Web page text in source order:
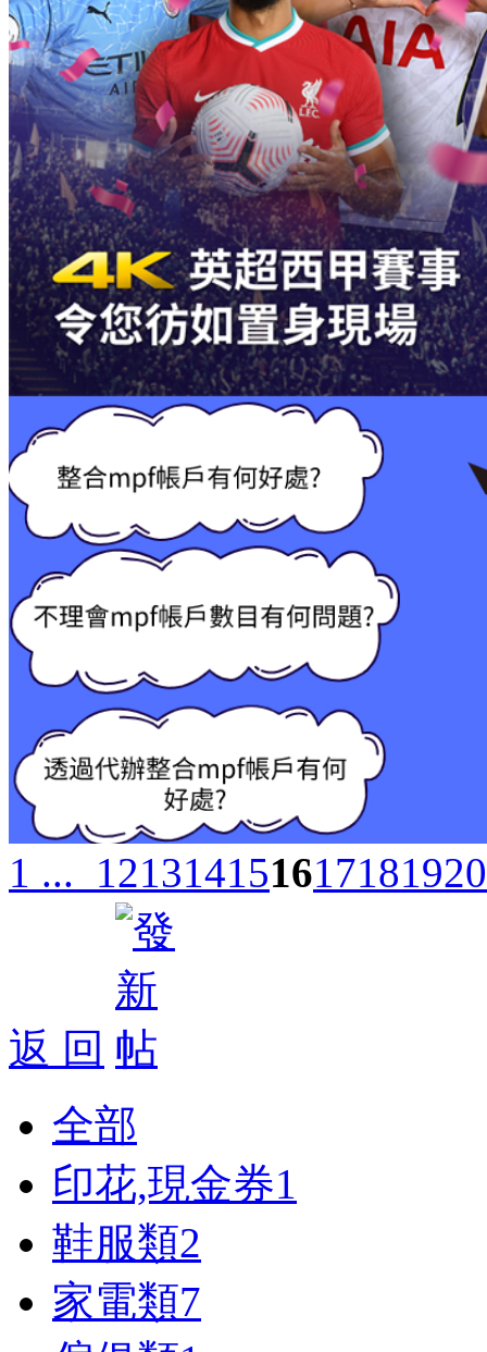
1 ... 121314151617181920
返 回
全部
印花,現金券1
鞋服類2
家電類7